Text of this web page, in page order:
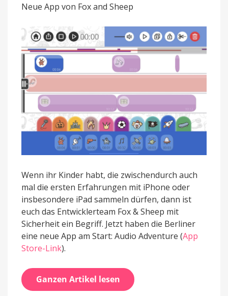
Hörspiele
Neue App von Fox and Sheep
Wenn ihr Kinder habt, die zwischendurch auch
mal die ersten Erfahrungen mit iPhone oder
insbesondere iPad sammeln dürfen, dann ist
euch das Entwicklerteam Fox & Sheep mit
Sicherheit ein Begriff. Jetzt haben die Berliner
eine neue App am Start: Audio Adventure (App
Store-Link).
Ganzen Artikel lesen